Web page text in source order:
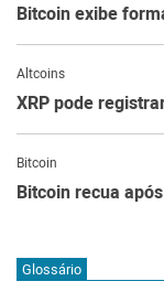
Bitcoin exibe
Altcoins
XRP pode
Bitcoin
Bitcoin recua
Glossário